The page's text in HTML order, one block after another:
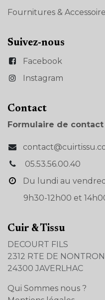
Fournitures &
Suivez-nous
Facebook
Instagram
Con​tact
Formulaire de contact
05.53.56.00.40
Du lundi au
9h30-12h00 et
Cuir & Tissu
DECOURT FILS
2312 RTE DE NONTRON
24300 JAVERLHAC
Qui Sommes nous ?